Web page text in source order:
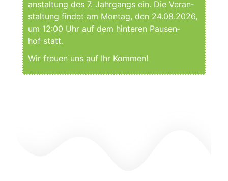
an­stal­tung des 7. Jahr­gangs ein. Die Ver­an­
stal­tung fin­det am Mon­tag, den 24.08.2026,
um 12:00 Uhr auf dem hin­te­ren Pau­sen­
hof statt.
Wir freu­en uns auf Ihr Kommen!